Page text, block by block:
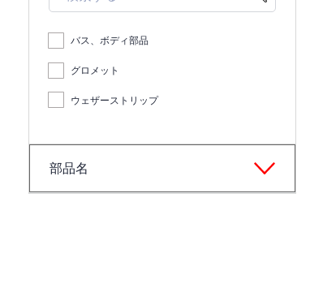
バス、ボディ部品
グロメット
ウェザーストリップ
部品名